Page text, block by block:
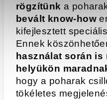
rögzítünk a
bevált know-how
kifejlesztett
Ennek
használat során is
helyükön
hogy a poharak
tökéletes